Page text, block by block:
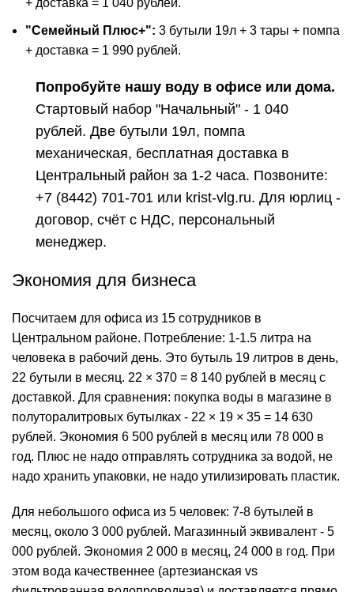
"Семейный Плюс+": 3 бутыли 19л + 3 тары + помпа
+ доставка = 1 990 рублей.
Попробуйте нашу воду в офисе или дома.
Стартовый набор "Начальный" - 1 040
рублей. Две бутыли 19л, помпа
механическая, бесплатная доставка в
Центральный район за 1-2 часа. Позвоните:
+7 (8442) 701-701 или krist-vlg.ru. Для юрлиц -
договор, счёт с НДС, персональный
менеджер.
Экономия для бизнеса
Посчитаем для офиса из 15 сотрудников в
Центральном районе. Потребление: 1-1.5 литра на
человека в рабочий день. Это бутыль 19 литров в день,
22 бутыли в месяц. 22 × 370 = 8 140 рублей в месяц с
доставкой. Для сравнения: покупка воды в магазине в
полуторалитровых бутылках - 22 × 19 × 35 = 14 630
рублей. Экономия 6 500 рублей в месяц или 78 000 в
год. Плюс не надо отправлять сотрудника за водой, не
надо хранить упаковки, не надо утилизировать пластик.
Для небольшого офиса из 5 человек: 7-8 бутылей в
месяц, около 3 000 рублей. Магазинный эквивалент - 5
000 рублей. Экономия 2 000 в месяц, 24 000 в год. При
этом вода качественнее (артезианская vs